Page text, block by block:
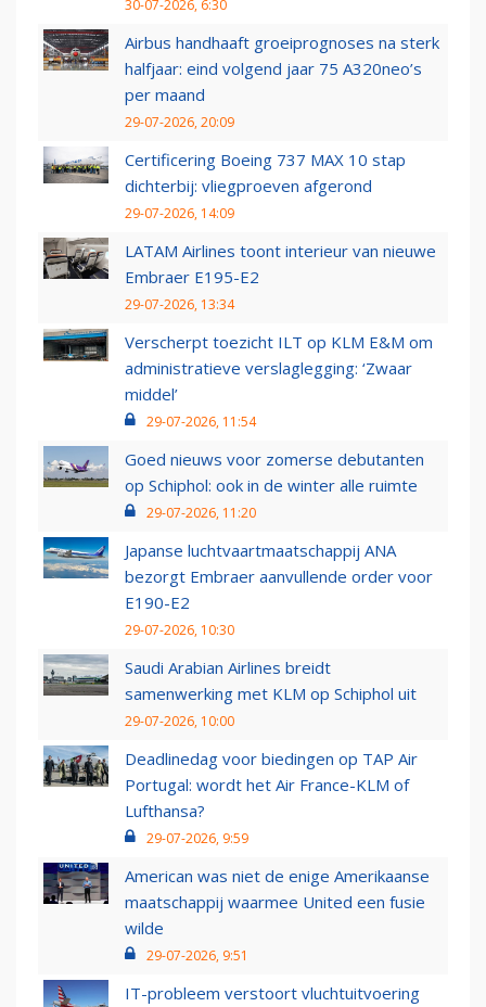
30-07-2026, 6:30
Airbus handhaaft groeiprognoses na sterk
halfjaar: eind volgend jaar 75 A320neo’s
per maand
29-07-2026, 20:09
Certificering Boeing 737 MAX 10 stap
dichterbij: vliegproeven afgerond
29-07-2026, 14:09
LATAM Airlines toont interieur van nieuwe
Embraer E195-E2
29-07-2026, 13:34
Verscherpt toezicht ILT op KLM E&M om
administratieve verslaglegging: ‘Zwaar
middel’
29-07-2026, 11:54
Goed nieuws voor zomerse debutanten
op Schiphol: ook in de winter alle ruimte
29-07-2026, 11:20
Japanse luchtvaartmaatschappij ANA
bezorgt Embraer aanvullende order voor
E190-E2
29-07-2026, 10:30
Saudi Arabian Airlines breidt
samenwerking met KLM op Schiphol uit
29-07-2026, 10:00
Deadlinedag voor biedingen op TAP Air
Portugal: wordt het Air France-KLM of
Lufthansa?
29-07-2026, 9:59
American was niet de enige Amerikaanse
maatschappij waarmee United een fusie
wilde
29-07-2026, 9:51
IT-probleem verstoort vluchtuitvoering